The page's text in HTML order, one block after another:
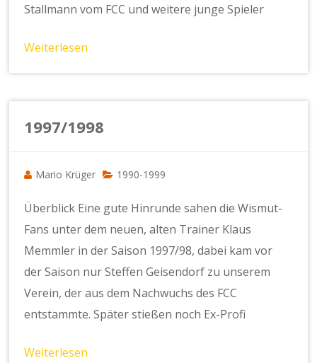
Stallmann vom FCC und weitere junge Spieler
Weiterlesen
1997/1998
Mario Krüger 1990-1999
Überblick Eine gute Hinrunde sahen die Wismut-
Fans unter dem neuen, alten Trainer Klaus
Memmler in der Saison 1997/98, dabei kam vor
der Saison nur Steffen Geisendorf zu unserem
Verein, der aus dem Nachwuchs des FCC
entstammte. Später stießen noch Ex-Profi
Weiterlesen